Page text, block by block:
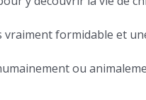
formidable et
ou